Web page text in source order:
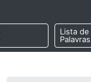
Lista de
Palavras